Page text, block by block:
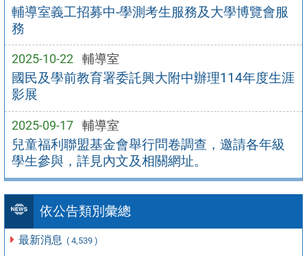
輔導室義工招募中-學測考生服務及大學博覽會服
務
2025-10-22 輔導室
國民及學前教育署委託興大附中辦理114年度生涯
影展
2025-09-17 輔導室
兒童福利聯盟基金會舉行問卷調查，邀請各年級
學生參與，詳見內文及相關網址。
依公告類別彙總
最新消息 ( 4,539 )